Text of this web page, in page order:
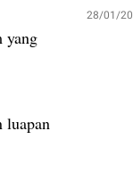
yang
luapan
28/01/